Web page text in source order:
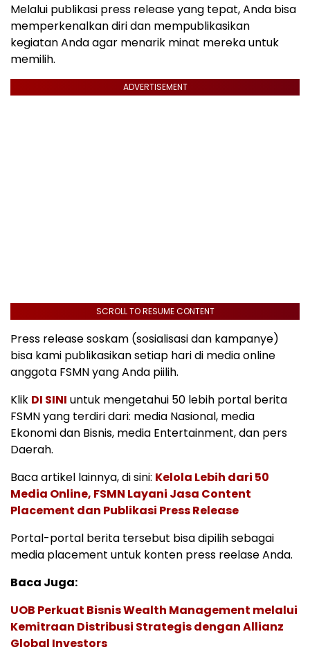
Melalui publikasi press release yang tepat, Anda bisa
memperkenalkan diri dan mempublikasikan
kegiatan Anda agar menarik minat mereka untuk
memilih.
ADVERTISEMENT
SCROLL TO RESUME CONTENT
Press release soskam (sosialisasi dan kampanye)
bisa kami publikasikan setiap hari di media online
anggota FSMN yang Anda piilih.
Klik DI SINI untuk mengetahui 50 lebih portal berita
FSMN yang terdiri dari: media Nasional, media
Ekonomi dan Bisnis, media Entertainment, dan pers
Daerah.
Baca artikel lainnya, di sini: Kelola Lebih dari 50
Media Online, FSMN Layani Jasa Content
Placement dan Publikasi Press Release
Portal-portal berita tersebut bisa dipilih sebagai
media placement untuk konten press reelase Anda.
Baca Juga:
UOB Perkuat Bisnis Wealth Management melalui
Kemitraan Distribusi Strategis dengan Allianz
Global Investors